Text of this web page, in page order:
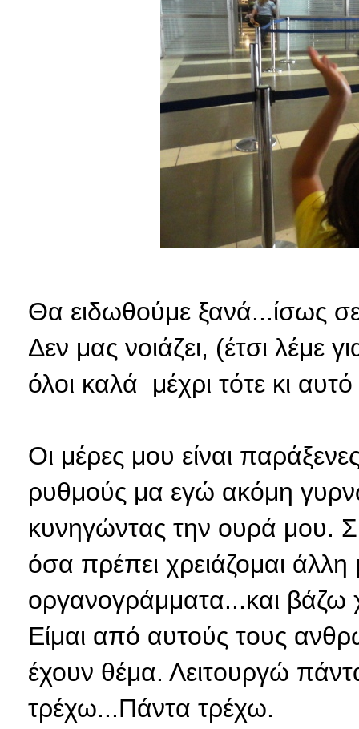
Θα ειδωθούμε ξανά...ίσως σε
Δεν μας νοιάζει, (έτσι λέμε
όλοι καλά μέχρι τότε κι
Οι μέρες μου είναι
ρυθμούς μα εγώ ακόμη
κυνηγώντας την ουρά μου.
όσα πρέπει χρειάζομαι
οργανογράμματα...και βάζω
Είμαι από αυτούς τους
έχουν θέμα. Λειτουργώ
τρέχω...Πάντα τρέχω.